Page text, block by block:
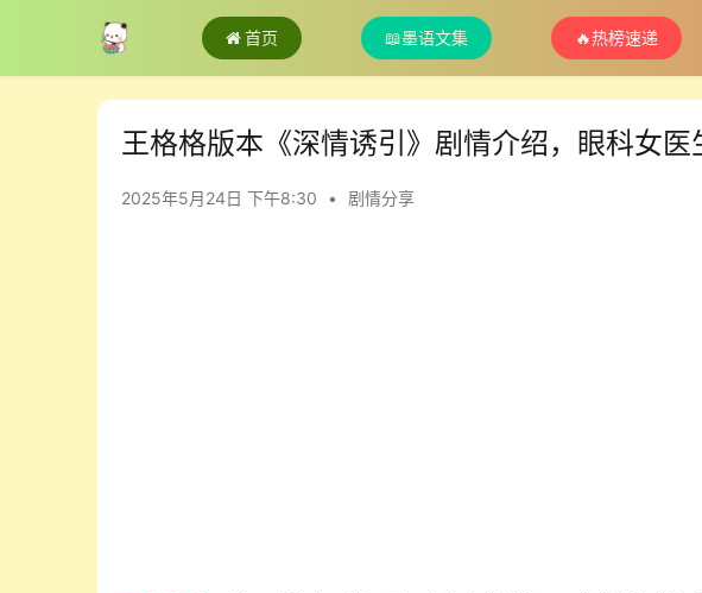
首页 📖墨语文集 🔥热榜速递
王格格版本《深情诱引》剧情介绍，眼科女
2025年5月24日 下午8:30 • 剧情分享